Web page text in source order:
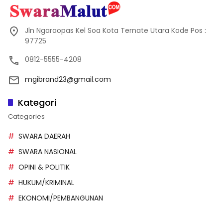
Jln Ngaraopas Kel Soa Kota Ternate Utara Kode Pos :
97725
0812-5555-4208
mgibrand23@gmail.com
Kategori
Categories
SWARA DAERAH
SWARA NASIONAL
OPINI & POLITIK
HUKUM/KRIMINAL
EKONOMI/PEMBANGUNAN